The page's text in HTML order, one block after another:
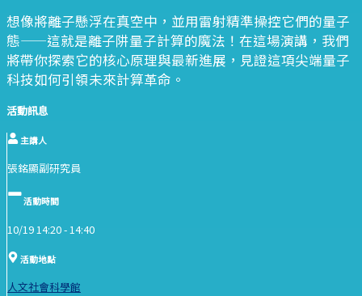
想像將離子懸浮在真空中，並用雷射精準操控它們的量子
態——這就是離子阱量子計算的魔法！在這場演講，我們
將帶你探索它的核心原理與最新進展，見證這項尖端量子
科技如何引領未來計算革命。
活動訊息
主講人
張銘顯副研究員
活動時間
10/19 14:20 -14:40
活動地點
人文社會科學館